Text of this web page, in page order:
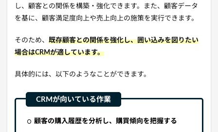
し、 顧客との関係を構築・強化できます。 また、 顧客データ
を基に、 顧客満足度向上や売上向上の施策を実行できます。
そのため、 既存顧客との関係を強化し、囲い込みを図りたい
場合はCRMが適しています。
具体的には、 以下のようなことができます。
顧客の購入履歴を分析し、購買傾向を把握する